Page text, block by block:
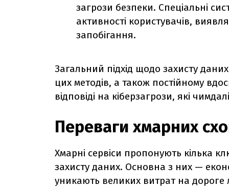
загрози безпеки. Спеціальні
активності користувачів,
запобігання.
Загальний підхід щодо захисту
цих методів, а також постійному
відповіді на кіберзагрози, які
Переваги хмарних
Хмарні сервіси пропонують кілька
захисту даних. Основна з них —
уникають великих витрат на